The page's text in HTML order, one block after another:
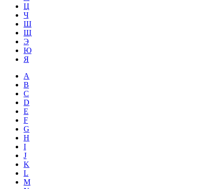
Ц
Ч
Ш
Щ
Э
Ю
Я
A
B
C
D
E
F
G
H
I
J
K
L
M